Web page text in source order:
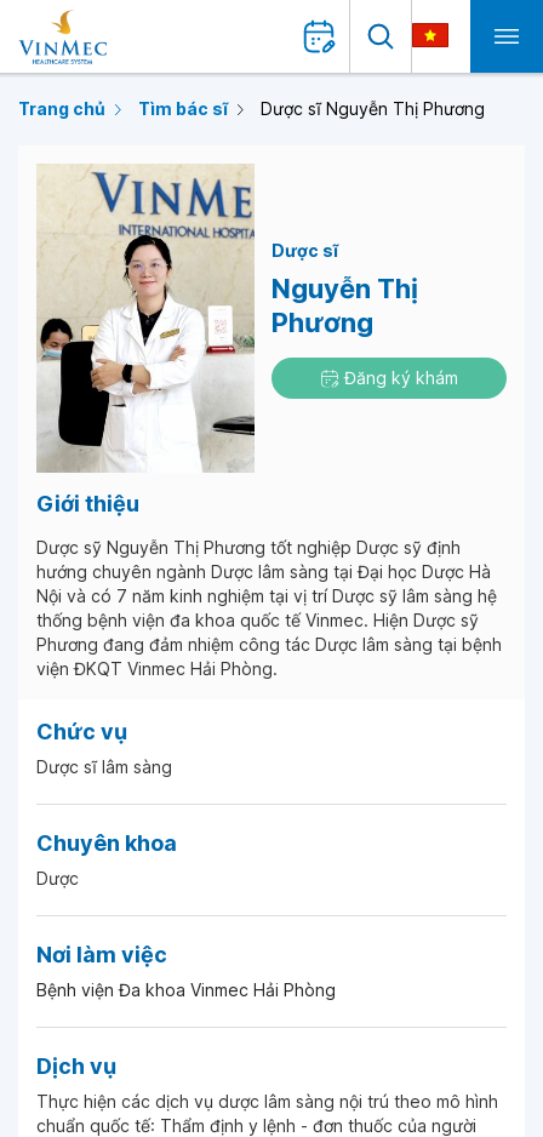
Trang chủ Tìm bác sĩ Dược sĩ Nguyễn Thị Phương
Dược sĩ
Nguyễn Thị
Phương
Đăng ký khám
Giới thiệu
Dược sỹ Nguyễn Thị Phương tốt nghiệp Dược sỹ định
hướng chuyên ngành Dược lâm sàng tại Đại học Dược Hà
Nội và có 7 năm kinh nghiệm tại vị trí Dược sỹ lâm sàng hệ
thống bệnh viện đa khoa quốc tế Vinmec. Hiện Dược sỹ
Phương đang đảm nhiệm công tác Dược lâm sàng tại bệnh
viện ĐKQT Vinmec Hải Phòng.
Chức vụ
Dược sĩ lâm sàng
Chuyên khoa
Dược
Nơi làm việc
Bệnh viện Đa khoa Vinmec Hải Phòng
Dịch vụ
Thực hiện các dịch vụ dược lâm sàng nội trú theo mô hình
chuẩn quốc tế: Thẩm định y lệnh - đơn thuốc của người